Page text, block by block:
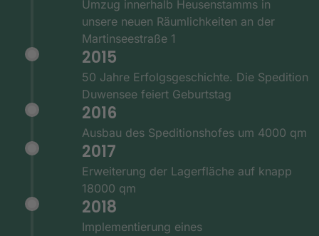
Umzug innerhalb Heusenstamms in
unsere neuen Räumlichkeiten an der
Martinseestraße 1
2015
50 Jahre Erfolgsgeschichte. Die Spedition
Duwensee feiert Geburtstag
2016
Ausbau des Speditionshofes um 4000 qm
2017
Erweiterung der Lagerfläche auf knapp
18000 qm
2018
Implementierung eines